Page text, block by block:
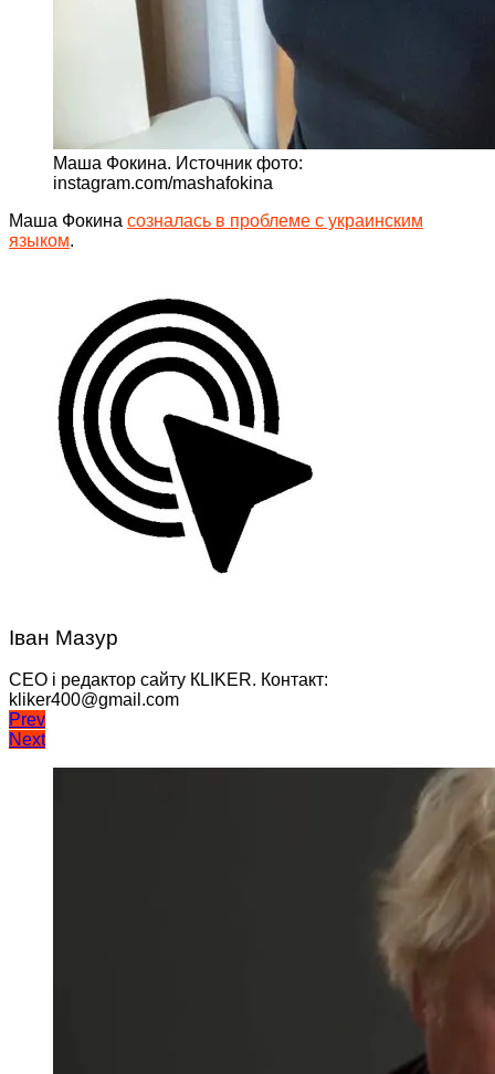
Маша Фокина. Источник фото:
instagram.com/mashafokina
Маша Фокина созналась в проблеме с украинским
языком.
Іван Мазур
CEO і редактор сайту КLIKER. Контакт:
kliker400@gmail.com
Навігація
записів
Prev
Next